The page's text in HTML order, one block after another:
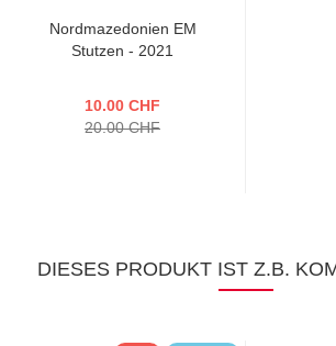
Nordmazedonien EM
Stutzen - 2021
10.00 CHF
20.00 CHF
DIESES PRODUKT IST Z.B.